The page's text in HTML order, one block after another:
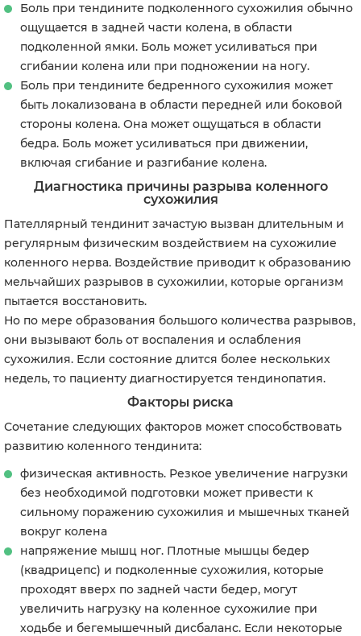
Боль при тендините подколенного сухожилия обычно
ощущается в задней части колена, в области
подколенной ямки. Боль может усиливаться при
сгибании колена или при подножении на ногу.
Боль при тендините бедренного сухожилия может
быть локализована в области передней или боковой
стороны колена. Она может ощущаться в области
бедра. Боль может усиливаться при движении,
включая сгибание и разгибание колена.
Диагностика причины разрыва коленного
сухожилия
Пателлярный тендинит зачастую вызван длительным и
регулярным физическим воздействием на сухожилие
коленного нерва. Воздействие приводит к образованию
мельчайших разрывов в сухожилии, которые организм
пытается восстановить.
Но по мере образования большого количества разрывов,
они вызывают боль от воспаления и ослабления
сухожилия. Если состояние длится более нескольких
недель, то пациенту диагностируется тендинопатия.
Факторы риска
Сочетание следующих факторов может способствовать
развитию коленного тендинита:
физическая активность. Резкое увеличение нагрузки
без необходимой подготовки может привести к
сильному поражению сухожилия и мышечных тканей
вокруг колена
напряжение мышц ног. Плотные мышцы бедер
(квадрицепс) и подколенные сухожилия, которые
проходят вверх по задней части бедер, могут
увеличить нагрузку на коленное сухожилие при
ходьбе и бегемышечный дисбаланс. Если некоторые